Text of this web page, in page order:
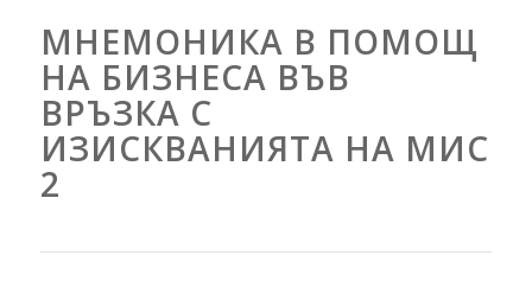
МНЕМОНИКА В ПОМОЩ
НА БИЗНЕСА ВЪВ
ВРЪЗКА С
ИЗИСКВАНИЯТА НА МИС
2